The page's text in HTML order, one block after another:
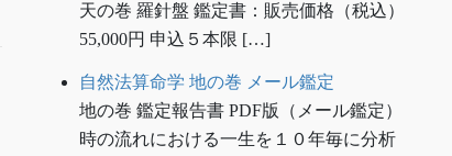
天の巻 羅針盤 鑑定書：販売価格（税込）
55,000円 申込５本限 […]
自然法算命学 地の巻 メール鑑定
地の巻 鑑定報告書 PDF版（メール鑑定）
時の流れにおける一生を１０年毎に分析